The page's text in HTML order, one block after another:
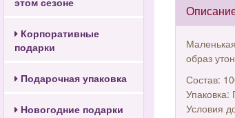
Корпоративные
подарки
Подарочная упаковка
Новогодние подарки
образ
Состав:
Упаковка:
Условия